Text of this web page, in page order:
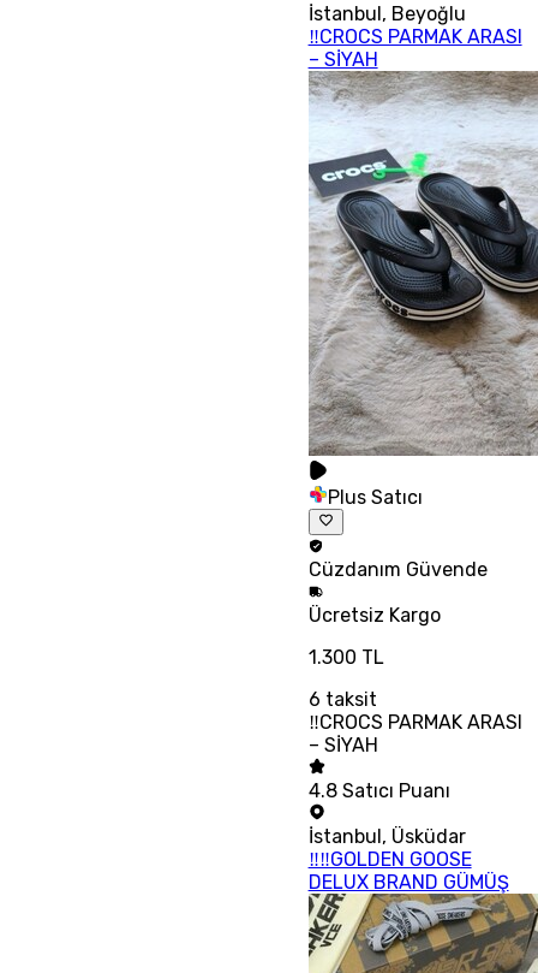
İstanbul, Beyoğlu
‼CROCS PARMAK ARASI
– SİYAH
Plus Satıcı
Cüzdanım Güvende
Ücretsiz Kargo
1.300 TL
6 taksit
‼CROCS PARMAK ARASI
– SİYAH
4.8 Satıcı Puanı
İstanbul , Üsküdar
‼‼GOLDEN GOOSE
DELUX BRAND GÜMÜŞ